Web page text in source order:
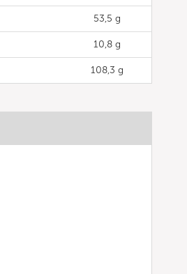
53,5 g
10,8 g
108,3 g